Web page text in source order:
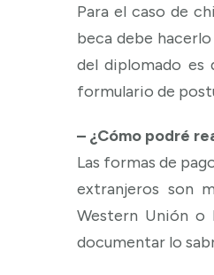
Para el caso de
beca debe
del diplomado es
formulario de
– ¿Cómo podré
Las formas de
extranjeros son
Western Unión o
documentar lo